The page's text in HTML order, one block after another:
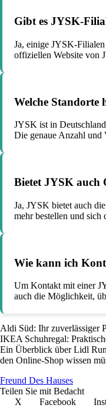
Gibt es JYSK-
Ja, einige JYSK-
offiziellen Website von
Welche Standorte
JYSK ist in
Die genaue Anzahl und
Bietet JYSK auch
Ja, JYSK bietet auch
mehr bestellen und sich
Wie kann ich
Um Kontakt mit einer
auch die Möglichkeit,
Aldi Süd: Ihr zuverlässiger
IKEA Schuhregal:
Ein Überblick über Lidl
den Online-Shop wissen
Freund Des Hauses
Teilen Sie mit Bedacht
X
Facebook